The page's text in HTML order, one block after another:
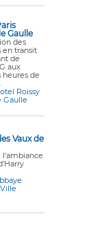
Gaulle
des
en transit
de
aux
heures de
Roissy
Gaulle
Vaux de
l'ambiance